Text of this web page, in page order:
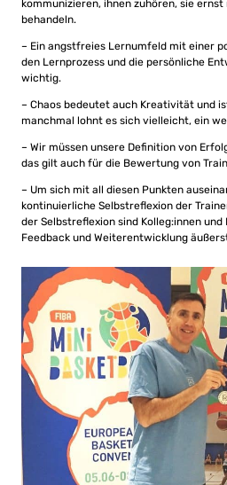
kommunizieren, ihnen zuhören, sie
behandeln.
– Ein angstfreies Lernumfeld mit einer
den Lernprozess und die persönliche
wichtig.
– Chaos bedeutet auch Kreativität und
manchmal lohnt es sich vielleicht, ein
– Wir müssen unsere Definition von
das gilt auch für die Bewertung von
– Um sich mit all diesen Punkten
kontinuierliche Selbstreflexion der
der Selbstreflexion sind Kolleg:innen
Feedback und Weiterentwicklung